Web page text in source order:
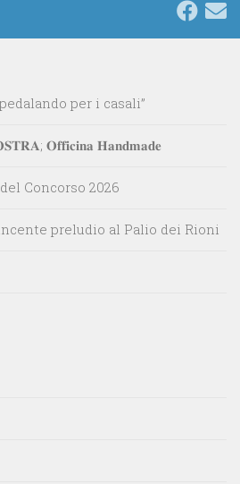
per i casali”
𝐎𝐟𝐟𝐢𝐜𝐢𝐧𝐚 𝐇𝐚𝐧𝐝𝐦𝐚𝐝𝐞
Concorso 2026
preludio al Palio dei Rioni